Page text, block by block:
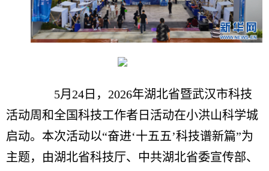
5月24日，2026年湖北省暨武汉市科技
活动周和全国科技工作者日活动在小洪山科学城
启动。本次活动以“奋进‘十五五’科技谱新篇”为
主题，由湖北省科技厅、中共湖北省委宣传部、